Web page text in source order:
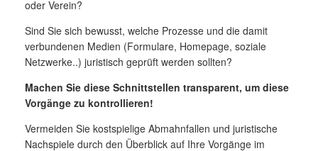
oder Verein?
Sind Sie sich bewusst, welche Prozesse und die damit
verbundenen Medien (Formulare, Homepage, soziale
Netzwerke..) juristisch geprüft werden sollten?
Machen Sie diese Schnittstellen transparent, um diese
Vorgänge zu kontrollieren!
Vermeiden Sie kostspielige Abmahnfallen und juristische
Nachspiele durch den Überblick auf Ihre Vorgänge im